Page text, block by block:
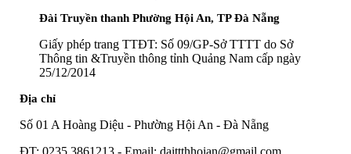
Đài Truyền thanh Phường Hội An, TP Đà Nẵng
Giấy phép trang TTĐT: Số 09/GP-Sở TTTT do Sở
Thông tin &Truyền thông tỉnh Quảng Nam cấp ngày
25/12/2014
Địa chỉ
Số 01 A Hoàng Diệu - Phường Hội An - Đà Nẵng